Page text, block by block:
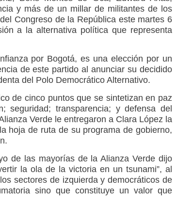
y más de un millar de militantes de los
Congreso de la República este martes 6
a la alternativa política que representa
por Bogotá, es una elección por un
de este partido al anunciar su decidido
del Polo Democrático Alternativo.
de cinco puntos que se sintetizan en paz
seguridad; transparencia; y defensa del
Verde le entregaron a Clara López la
hoja de ruta de su programa de gobierno,
de las mayorías de la Alianza Verde dijo
la ola de la victoria en un tsunami”, al
sectores de izquierda y democráticos de
sino que constituye un valor que